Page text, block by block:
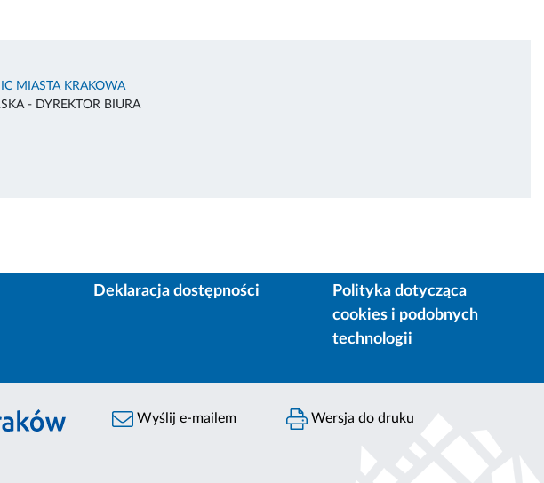
MIASTA KRAKOWA
- DYREKTOR BIURA
Deklaracja dostępności
Polityka dotycząca
cookies i podobnych
technologii
Wyślij e-mailem Wersja do druku